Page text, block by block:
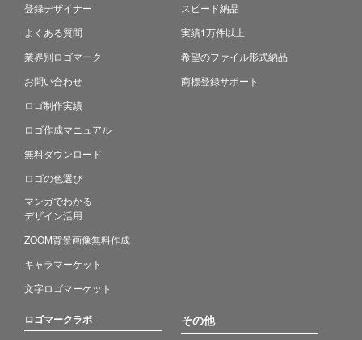
登録デザイナー
よくある質問
業界別ロゴマーク
お問い合わせ
ロゴ制作実績
ロゴ作成マニュアル
無料ダウンロード
ロゴの色選び
マンガでわかる
デザイン活用
ZOOM背景画像無料作成
キャラマーケット
文字ロゴマーケット
スピード納品
実績1万件以上
希望のファイル形式納品
商標登録サポート
ロゴマークラボ その他